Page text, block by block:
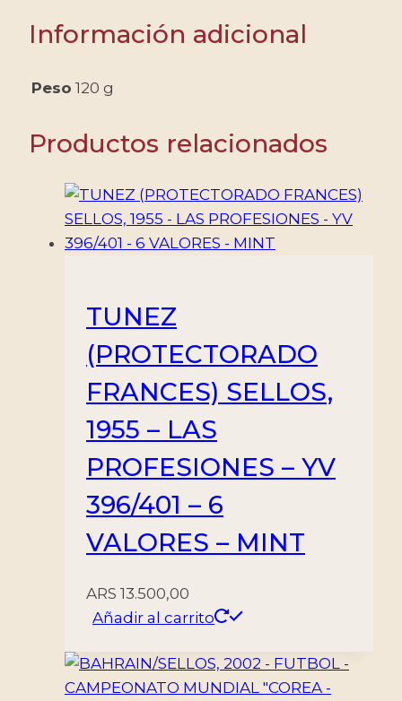
–
BF
BLOQUE
MINT
Información adicional
Peso 120 g
Productos relacionados
TUNEZ
(PROTECTORADO
FRANCES) SELLOS,
1955 – LAS
PROFESIONES – YV
396/401 – 6
VALORES – MINT
ARS 13.500,00
Añadir al carrito